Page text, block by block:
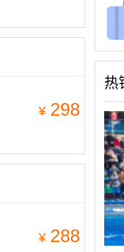
¥ 298
¥ 288
热